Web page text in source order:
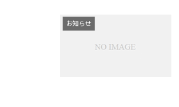
お知らせ